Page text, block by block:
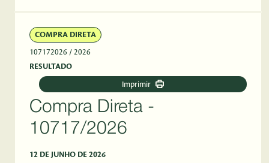
COMPRA DIRETA
107172026 / 2026
RESULTADO
Imprimir
Compra Direta -
10717/2026
12 DE JUNHO DE 2026